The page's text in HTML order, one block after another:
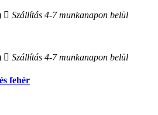
Szállítás 4-7 munkanapon belül
Szállítás 4-7 munkanapon belül
fehér